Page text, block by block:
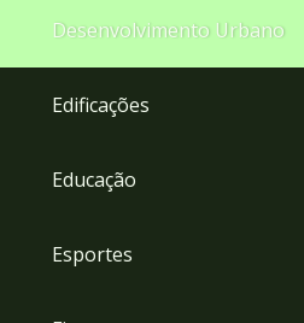
Desenvolvimento Urbano
Edificações
Educação
Esportes